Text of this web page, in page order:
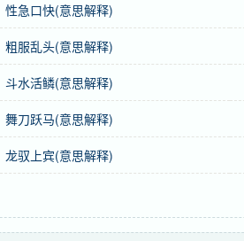
young blood）
性急口快(意思解释)
粗服乱头(意思解释)
斗水活鳞(意思解释)
舞刀跃马(意思解释)
龙驭上宾(意思解释)